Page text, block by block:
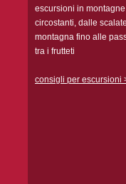
escursioni in montagne
circostanti, dalle
montagna fino alle
tra i frutteti
consigli per escursioni